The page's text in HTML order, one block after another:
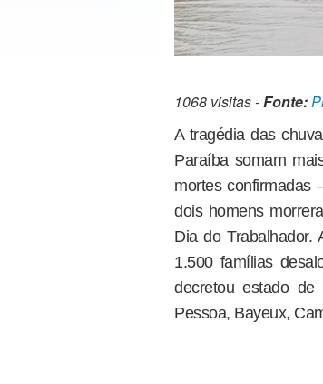
1068 visitas -Fonte:
A tragédia das
Paraíba somam
mortes
dois homens
Dia do
1.500 famílias
decretou estado de
Pessoa, Bayeux,